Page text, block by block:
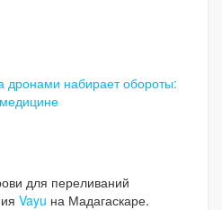
дронами набирает обороты:
для переливаний
Vayu на Мадагаскаре.